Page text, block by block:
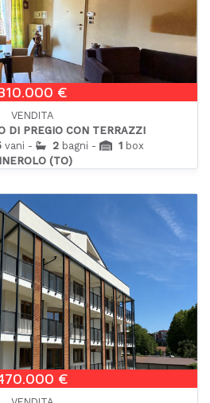
€
VENDITA
DI PREGIO CON TERRAZZI
vani - 2 bagni - 1 box
(TO)
€